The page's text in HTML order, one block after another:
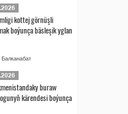
kottej görnüşli
boýunça bäsleşik yglan
buraw
kärendesi boýunça